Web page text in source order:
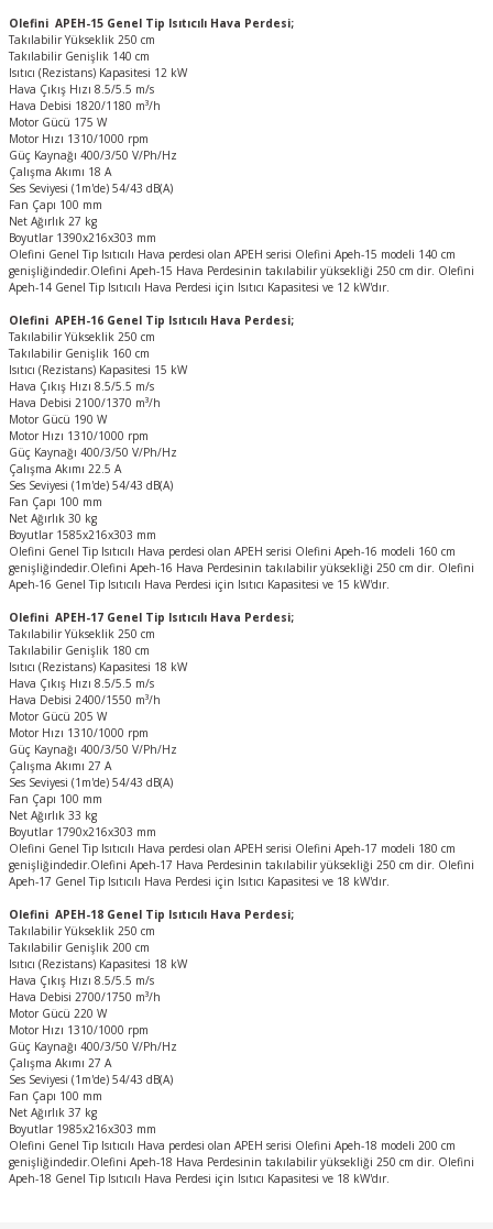
Olefini APEH-15 Genel Tip Isıtıcılı Hava Perdesi;
Takılabilir Yükseklik 250 cm
Takılabilir Genişlik 140 cm
Isıtıcı (Rezistans) Kapasitesi 12 kW
Hava Çıkış Hızı 8.5/5.5 m/s
Hava Debisi 1820/1180 m³/h
Motor Gücü 175 W
Motor Hızı 1310/1000 rpm
Güç Kaynağı 400/3/50 V/Ph/Hz
Çalışma Akımı 18 A
Ses Seviyesi (1m'de) 54/43 dB(A)
Fan Çapı 100 mm
Net Ağırlık 27 kg
Boyutlar 1390x216x303 mm
Olefini Genel Tip Isıtıcılı Hava perdesi olan APEH serisi Olefini Apeh-15 modeli 140 cm
genişliğindedir.Olefini Apeh-15 Hava Perdesinin takılabilir yüksekliği 250 cm dir. Olefini
Apeh-14 Genel Tip Isıtıcılı Hava Perdesi için Isıtıcı Kapasitesi ve 12 kW'dır.
Olefini APEH-16 Genel Tip Isıtıcılı Hava Perdesi;
Takılabilir Yükseklik 250 cm
Takılabilir Genişlik 160 cm
Isıtıcı (Rezistans) Kapasitesi 15 kW
Hava Çıkış Hızı 8.5/5.5 m/s
Hava Debisi 2100/1370 m³/h
Motor Gücü 190 W
Motor Hızı 1310/1000 rpm
Güç Kaynağı 400/3/50 V/Ph/Hz
Çalışma Akımı 22.5 A
Ses Seviyesi (1m'de) 54/43 dB(A)
Fan Çapı 100 mm
Net Ağırlık 30 kg
Boyutlar 1585x216x303 mm
Olefini Genel Tip Isıtıcılı Hava perdesi olan APEH serisi Olefini Apeh-16 modeli 160 cm
genişliğindedir.Olefini Apeh-16 Hava Perdesinin takılabilir yüksekliği 250 cm dir. Olefini
Apeh-16 Genel Tip Isıtıcılı Hava Perdesi için Isıtıcı Kapasitesi ve 15 kW'dır.
Olefini APEH-17 Genel Tip Isıtıcılı Hava Perdesi;
Takılabilir Yükseklik 250 cm
Takılabilir Genişlik 180 cm
Isıtıcı (Rezistans) Kapasitesi 18 kW
Hava Çıkış Hızı 8.5/5.5 m/s
Hava Debisi 2400/1550 m³/h
Motor Gücü 205 W
Motor Hızı 1310/1000 rpm
Güç Kaynağı 400/3/50 V/Ph/Hz
Çalışma Akımı 27 A
Ses Seviyesi (1m'de) 54/43 dB(A)
Fan Çapı 100 mm
Net Ağırlık 33 kg
Boyutlar 1790x216x303 mm
Olefini Genel Tip Isıtıcılı Hava perdesi olan APEH serisi Olefini Apeh-17 modeli 180 cm
genişliğindedir.Olefini Apeh-17 Hava Perdesinin takılabilir yüksekliği 250 cm dir. Olefini
Apeh-17 Genel Tip Isıtıcılı Hava Perdesi için Isıtıcı Kapasitesi ve 18 kW'dır.
Olefini APEH-18 Genel Tip Isıtıcılı Hava Perdesi;
Takılabilir Yükseklik 250 cm
Takılabilir Genişlik 200 cm
Isıtıcı (Rezistans) Kapasitesi 18 kW
Hava Çıkış Hızı 8.5/5.5 m/s
Hava Debisi 2700/1750 m³/h
Motor Gücü 220 W
Motor Hızı 1310/1000 rpm
Güç Kaynağı 400/3/50 V/Ph/Hz
Çalışma Akımı 27 A
Ses Seviyesi (1m'de) 54/43 dB(A)
Fan Çapı 100 mm
Net Ağırlık 37 kg
Boyutlar 1985x216x303 mm
Olefini Genel Tip Isıtıcılı Hava perdesi olan APEH serisi Olefini Apeh-18 modeli 200 cm
genişliğindedir.Olefini Apeh-18 Hava Perdesinin takılabilir yüksekliği 250 cm dir. Olefini
Apeh-18 Genel Tip Isıtıcılı Hava Perdesi için Isıtıcı Kapasitesi ve 18 kW'dır.